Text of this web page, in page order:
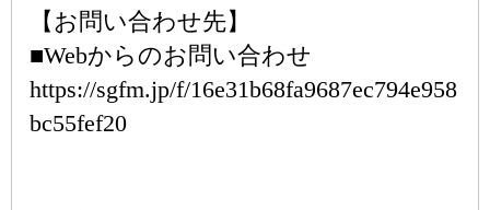
【お問い合わせ先】
■Webからのお問い合わせ
https://sgfm.jp/f/16e31b68fa9687ec794e958
bc55fef20